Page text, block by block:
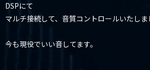
DSPにて
マルチ接続して、音質コントロールいたしま
今も現役でいい音してます。